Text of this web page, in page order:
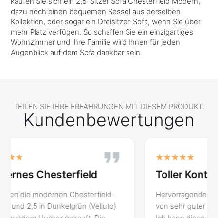
dazu noch einen bequemen Sessel aus derselben
Kollektion, oder sogar ein Dreisitzer-Sofa, wenn Sie über
mehr Platz verfügen. So schaffen Sie ein einzigartiges
Wohnzimmer und Ihre Familie wird Ihnen für jeden
Augenblick auf dem Sofa dankbar sein.
TEILEN SIE IHRE ERFAHRUNGEN MIT DIESEM PRODUKT.
Kundenbewertungen
Toller Kontakt
Hervorragender Kontakt. Das Sofa ist
von sehr guter Qualität. Alles bestens.
Ich